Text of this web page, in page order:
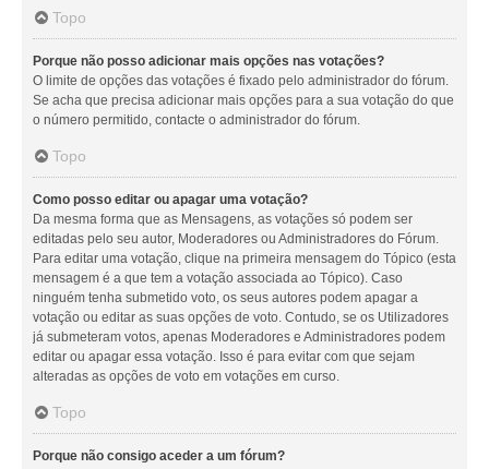
Topo
Porque não posso adicionar mais opções nas votações?
O limite de opções das votações é fixado pelo administrador do fórum.
Se acha que precisa adicionar mais opções para a sua votação do que
o número permitido, contacte o administrador do fórum.
Topo
Como posso editar ou apagar uma votação?
Da mesma forma que as Mensagens, as votações só podem ser
editadas pelo seu autor, Moderadores ou Administradores do Fórum.
Para editar uma votação, clique na primeira mensagem do Tópico (esta
mensagem é a que tem a votação associada ao Tópico). Caso
ninguém tenha submetido voto, os seus autores podem apagar a
votação ou editar as suas opções de voto. Contudo, se os Utilizadores
já submeteram votos, apenas Moderadores e Administradores podem
editar ou apagar essa votação. Isso é para evitar com que sejam
alteradas as opções de voto em votações em curso.
Topo
Porque não consigo aceder a um fórum?